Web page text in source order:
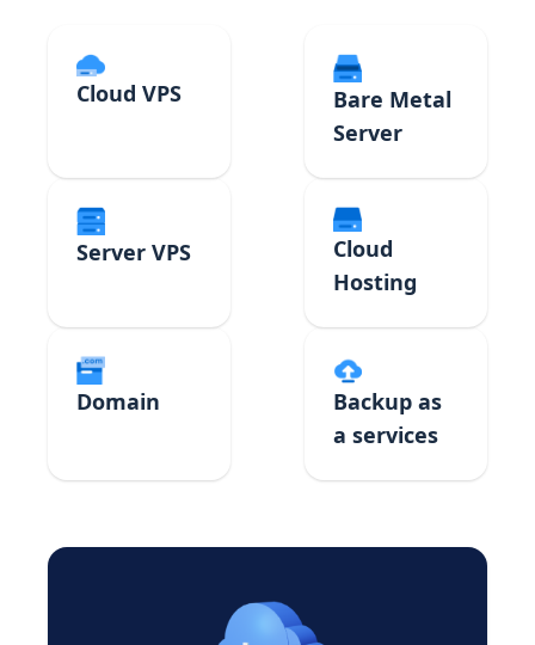
Cloud VPS
Bare Metal
Server
Server VPS
Cloud
Hosting
Domain
Backup as
a services